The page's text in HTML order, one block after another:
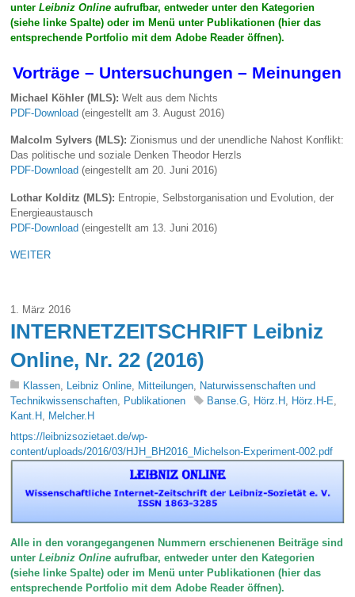
unterLeibniz Online aufrufbar, entweder unter den Kategorien
(siehe linke Spalte) oder im Menü unter Publikationen (hier das
entsprechende Portfolio mit dem Adobe Reader öffnen).
Vorträge – Untersuchungen – Meinungen
Michael Köhler (MLS): Welt aus dem Nichts
PDF-Download(eingestellt am 3. August 2016)
Malcolm Sylvers (MLS): Zionismus und der unendliche Nahost Konflikt:
Das politische und soziale Denken Theodor Herzls
PDF-Download (eingestellt am 20. Juni 2016)
Lothar Kolditz (MLS): Entropie, Selbstorganisation und Evolution, der
Energieaustausch
PDF-Download (eingestellt am 13. Juni 2016)
WEITER
1. März 2016
INTERNETZEITSCHRIFT Leibniz
Online, Nr. 22 (2016)
Klassen, Leibniz Online, Mitteilungen, Naturwissenschaften und
Technikwissenschaften, Publikationen Banse.G, Hörz.H , Hörz.H-E,
Kant.H , Melcher.H
https://leibnizsozietaet.de/wp-
content/uploads/2016/03/HJH_BH2016_Michelson-Experiment-002.pdf
Alle in den vorangegangenen Nummern erschienenen Beiträge sind
unterLeibniz Online aufrufbar, entweder unter den Kategorien
(siehe linke Spalte) oder im Menü unter Publikationen (hier das
entsprechende Portfolio mit dem Adobe Reader öffnen).